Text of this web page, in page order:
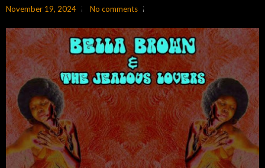
November 19, 2024 No comments